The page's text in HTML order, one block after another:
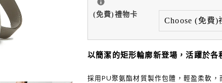
(免費)禮物卡
以簡潔的矩形輪廓新登場，活躍於各
採用PU聚氨酯材質製作包體，輕盈柔軟